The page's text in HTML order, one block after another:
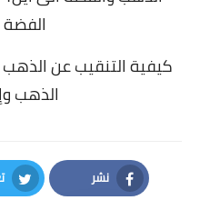
كيفية التنقيب عن
الذهب
نشر